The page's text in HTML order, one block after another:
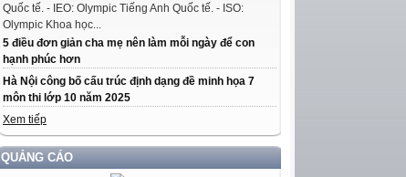
Quốc tế. - IEO: Olympic Tiếng Anh Quốc tế. - ISO:
Olympic Khoa học...
5 điều đơn giản cha mẹ nên làm mỗi ngày để con
hạnh phúc hơn
Hà Nội công bố cấu trúc định dạng đề minh họa 7
môn thi lớp 10 năm 2025
Xem tiếp
QUẢNG CÁO